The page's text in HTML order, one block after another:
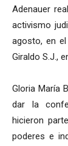
Adenauer
activismo
agosto, en el
Giraldo S.J.,
Gloria María
dar la
hicieron
poderes e